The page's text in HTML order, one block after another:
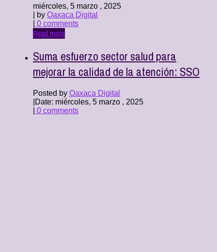
miércoles, 5 marzo , 2025
| by Oaxaca Digital
0 comments
Read more
Suma esfuerzo sector salud para
mejorar la calidad de la atención: SSO
Posted by Oaxaca Digital
Date: miércoles, 5 marzo , 2025
0 comments